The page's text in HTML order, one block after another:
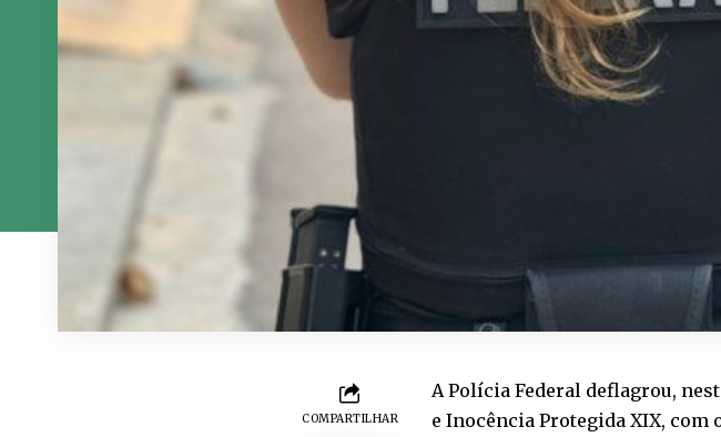
COMPARTILHAR
A Polícia Federal deflagrou,
e Inocência Protegida XIX, com